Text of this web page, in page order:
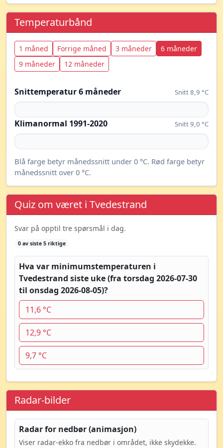
Temperaturbånd
1 måned Forrige måned 3 måneder
6 måneder
9 måneder
12 måneder
Snittemperatur 6 måneder Snitt 8,9 °C
Klimanormal 1991-2020 Snitt 9,0 °C
Blå farge betyr månedssnitt under 0 °C. Rød farge betyr
månedssnitt over 0 °C.
Quiz om været i Tvedestrand
Svar på opptil tre spørsmål i dag.
0 av siste 5 riktige
Hva var minimumstemperaturen i
Tvedestrand siste uke (fra torsdag 2026-07-30
til onsdag 2026-08-05)?
11,6 °C
12,9 °C
9,7 °C
Radar-bilder
Radar for nedbør (animasjon)
Viser radar-ekko fra nedbør i området, ikke skydekke.